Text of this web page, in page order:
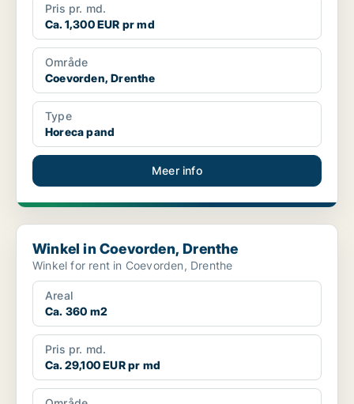
Pris pr. md.
Ca. 1,300 EUR pr md
Område
Coevorden, Drenthe
Type
Horeca pand
Meer info
Winkel in Coevorden, Drenthe
Winkel in Coevorden, Drenthe
Winkel for rent in Coevorden, Drenthe
Areal
Ca. 360 m2
Pris pr. md.
Ca. 29,100 EUR pr md